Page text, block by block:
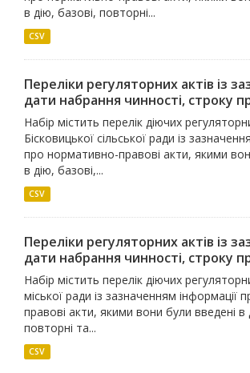
в дію, базові, повторні...
CSV
Переліки регуляторних актів із
дати набрання чинності, строку
Набір містить перелік діючих
Бісковицької сільської ради із
про нормативно-правові акти, якими
в дію, базові,...
CSV
Переліки регуляторних актів із
дати набрання чинності, строку
Набір містить перелік діючих
міської ради із зазначенням інформації
правові акти, якими вони були введені в
повторні та...
CSV